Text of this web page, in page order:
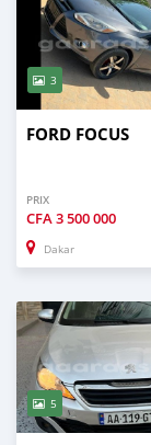
3
FORD FOCUS
PRIX
CFA3 500 000
Dakar
5